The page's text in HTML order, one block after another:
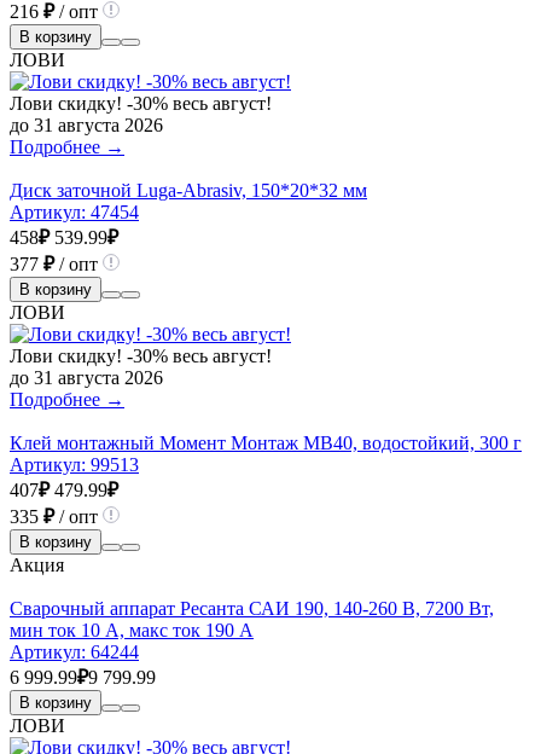
216 ₽/ опт
В корзину
ЛОВИ
Лови скидку! -30% весь август!
до 31 августа 2026
Подробнее →
Диск заточной Luga-Abrasiv, 150*20*32 мм
Артикул: 47454
458₽ 539.99₽
377 ₽/ опт
В корзину
ЛОВИ
Лови скидку! -30% весь август!
до 31 августа 2026
Подробнее →
Клей монтажный Момент Монтаж MB40, водостойкий, 300 г
Артикул: 99513
407₽ 479.99₽
335 ₽/ опт
В корзину
Акция
Сварочный аппарат Ресанта САИ 190, 140-260 В, 7200 Вт,
мин ток 10 А, макс ток 190 А
Артикул: 64244
6 999.99₽9 799.99
В корзину
ЛОВИ